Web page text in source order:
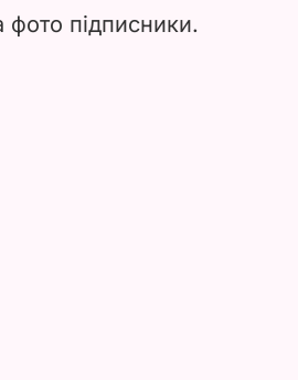
фото підписники.